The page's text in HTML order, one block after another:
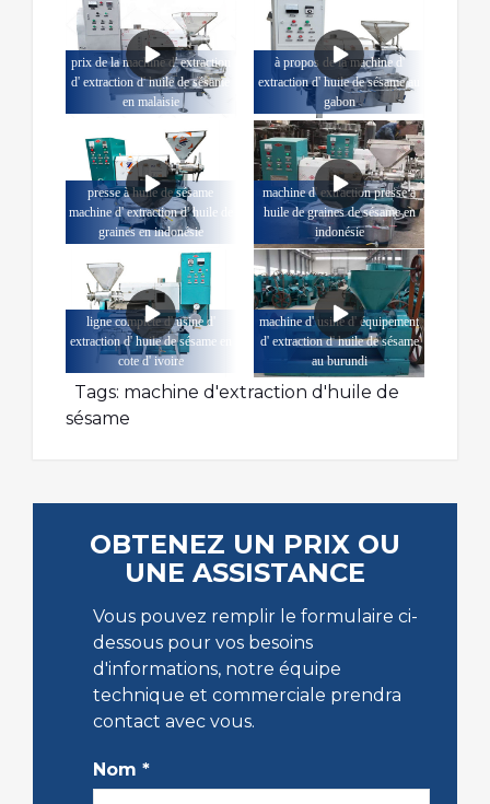
prix de la machine d' extraction
d' extraction d' huile de sésame
en malaisie
à propos de la machine d'
extraction d' huile de sésame au
gabon
presse à huile de sésame
machine d' extraction d' huile de
graines en indonésie
machine d' extraction presse à
huile de graines de sésame en
indonésie
ligne complète d' usine d'
extraction d' huile de sésame en
cote d' ivoire
machine d' usine d' équipement
d' extraction d' huile de sésame
au burundi
Tags: machine d'extraction d'huile de
sésame
OBTENEZ UN PRIX OU
UNE ASSISTANCE
Vous pouvez remplir le formulaire ci-
dessous pour vos besoins
d'informations, notre équipe
technique et commerciale prendra
contact avec vous.
Nom *